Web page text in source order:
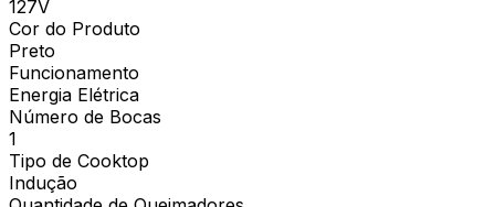
127V
Cor do Produto
Preto
Funcionamento
Energia Elétrica
Número de Bocas
1
Tipo de Cooktop
Indução